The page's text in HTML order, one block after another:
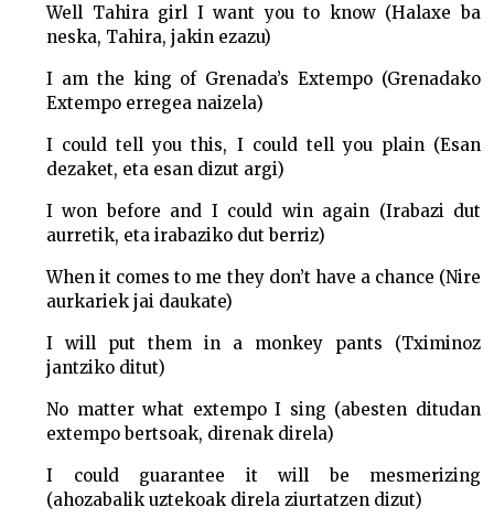
Well Tahira girl I want you to know (Halaxe ba
neska, Tahira, jakin ezazu)
I am the king of Grenada’s Extempo (Grenadako
Extempo erregea naizela)
I could tell you this, I could tell you plain (Esan
dezaket, eta esan dizut argi)
I won before and I could win again (Irabazi dut
aurretik, eta irabaziko dut berriz)
When it comes to me they don’t have a chance (Nire
aurkariek jai daukate)
I will put them in a monkey pants (Tximinoz
jantziko ditut)
No matter what extempo I sing (abesten ditudan
extempo bertsoak, direnak direla)
I could guarantee it will be mesmerizing
(ahozabalik uztekoak direla ziurtatzen dizut)